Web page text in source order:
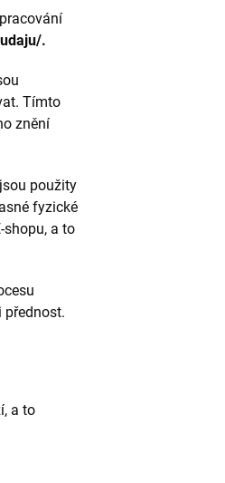
.
Tímto
znění
použity
fyzické
a to
přednost.
a to